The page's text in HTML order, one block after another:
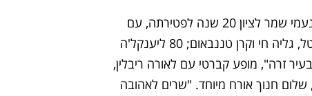
באולם צוקר ובמועדון סלע התקיימו במהלך הפסטיבל מופעים מיוחדים נוספים: "כשאמא באה הנה", משירי נעמי שמר לציון 20 שנה לפטירתה, עם
אריאל הורוביץ, וההרכב "האחיות שמר 24" אורחת מיוחדת לאה שבת,"ציפור משונה", בהשתתפות קרני פוסטל, גליה חי וקרן טננבאום; 80 ליענקל'ה
זרה", מופע קברטי עם לאורה ריבלין,
פלס בערב ולנטיין חגיגי, שלום חנוך אורח מיוחד. "שרים לאהובה